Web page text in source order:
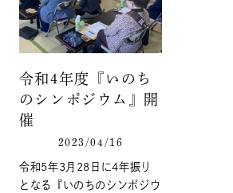
令和4年度『いのち
のシンポジウム』開
催
2023/04/16
令和5年3月28日に4年振り
となる『いのちのシンポジウ